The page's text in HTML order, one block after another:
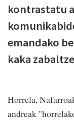
kontrastatu
emandako
kaka
Horrela,
andreak